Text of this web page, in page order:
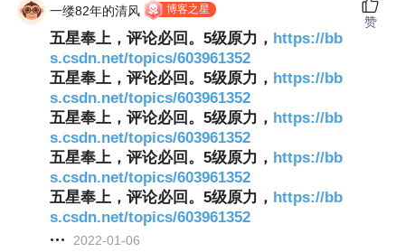
一缕82年的清风 博客之星
五星奉上，评论必回。5级原力， https://bb
s.csdn.net/topics/603961352
五星奉上，评论必回。5级原力， https://bb
s.csdn.net/topics/603961352
五星奉上，评论必回。5级原力， https://bb
s.csdn.net/topics/603961352
五星奉上，评论必回。5级原力， https://bb
s.csdn.net/topics/603961352
五星奉上，评论必回。5级原力， https://bb
s.csdn.net/topics/603961352
2022-01-06
赞